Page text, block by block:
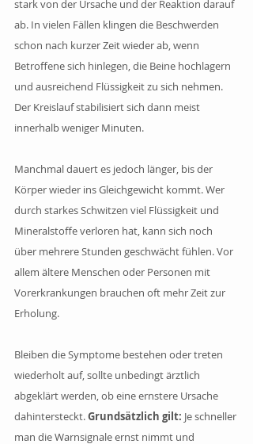
stark von der Ursache und der Reaktion darauf
ab. In vielen Fällen klingen die Beschwerden
schon nach kurzer Zeit wieder ab, wenn
Betroffene sich hinlegen, die Beine hochlagern
und ausreichend Flüssigkeit zu sich nehmen.
Der Kreislauf stabilisiert sich dann meist
innerhalb weniger Minuten.
Manchmal dauert es jedoch länger, bis der
Körper wieder ins Gleichgewicht kommt. Wer
durch starkes Schwitzen viel Flüssigkeit und
Mineralstoffe verloren hat, kann sich noch
über mehrere Stunden geschwächt fühlen. Vor
allem ältere Menschen oder Personen mit
Vorerkrankungen brauchen oft mehr Zeit zur
Erholung.
Bleiben die Symptome bestehen oder treten
wiederholt auf, sollte unbedingt ärztlich
abgeklärt werden, ob eine ernstere Ursache
dahintersteckt. Grundsätzlich gilt: Je schneller
man die Warnsignale ernst nimmt und